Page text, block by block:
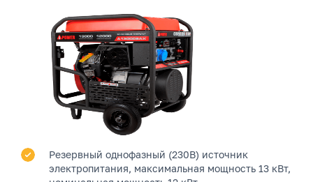
Резервный однофазный (230В) источник
электропитания, максимальная мощность 13 кВт,